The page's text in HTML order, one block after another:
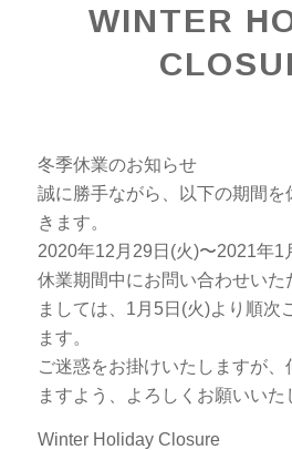
WINTER
冬季休業のお知らせ
誠に勝手ながら、以下の期間を
きます。
2020年12月29日(火)〜2021年1
休業期間中にお問い合わせいた
ましては、1月5日(火)より順次
ます。
ご迷惑をお掛けいたしますが、
ますよう、よろしくお願いいた
Winter Holiday Closure